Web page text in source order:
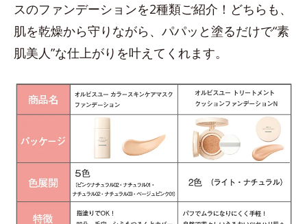
スのファンデーションを2種類ご紹介！どちらも、
肌を乾燥から守りながら、パパッと塗るだけで“素
肌美人”な仕上がりを叶えてくれます。